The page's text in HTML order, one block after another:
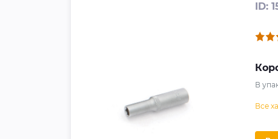
ID:
В
Все